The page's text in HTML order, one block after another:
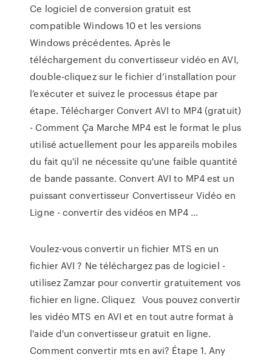
Ce logiciel de conversion gratuit est
compatible Windows 10 et les versions
Windows précédentes. Après le
téléchargement du convertisseur vidéo en AVI,
double-cliquez sur le fichier d’installation pour
l’exécuter et suivez le processus étape par
étape. Télécharger Convert AVI to MP4 (gratuit)
- Comment Ça Marche MP4 est le format le plus
utilisé actuellement pour les appareils mobiles
du fait qu'il ne nécessite qu'une faible quantité
de bande passante. Convert AVI to MP4 est un
puissant convertisseur Convertisseur Vidéo en
Ligne - convertir des vidéos en MP4 ...
Voulez-vous convertir un fichier MTS en un
fichier AVI ? Ne téléchargez pas de logiciel -
utilisez Zamzar pour convertir gratuitement vos
fichier en ligne. Cliquez Vous pouvez convertir
les vidéo MTS en AVI et en tout autre format à
l'aide d'un convertisseur gratuit en ligne.
Comment convertir mts en avi? Étape 1. Any